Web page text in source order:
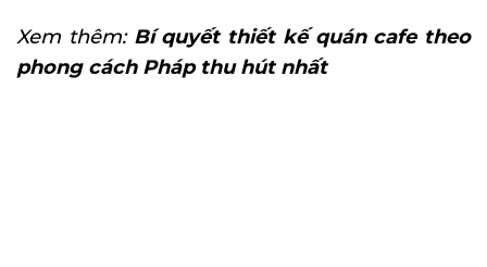
Xem thêm: Bí quyết thiết kế quán cafe theo
phong cách Pháp thu hút nhất